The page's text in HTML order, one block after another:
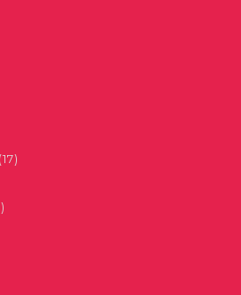
(17)